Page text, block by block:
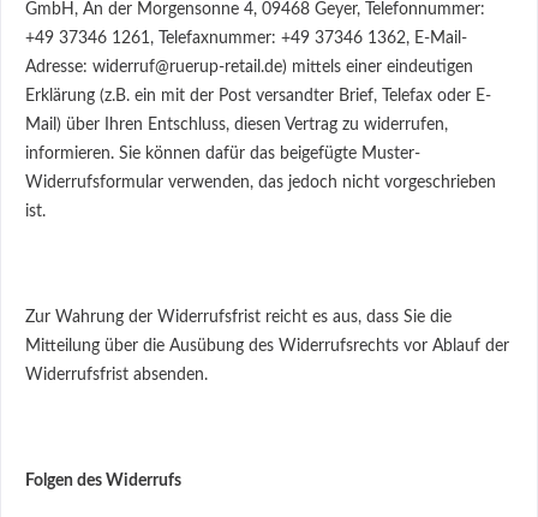
GmbH, An der Morgensonne 4, 09468 Geyer, Telefonnummer:
+49 37346 1261, Telefaxnummer: +49 37346 1362, E-Mail-
Adresse: widerruf@ruerup-retail.de) mittels einer eindeutigen
Erklärung (z.B. ein mit der Post versandter Brief, Telefax oder E-
Mail) über Ihren Entschluss, diesen Vertrag zu widerrufen,
informieren. Sie können dafür das beigefügte Muster-
Widerrufsformular verwenden, das jedoch nicht vorgeschrieben
ist.
Zur Wahrung der Widerrufsfrist reicht es aus, dass Sie die
Mitteilung über die Ausübung des Widerrufsrechts vor Ablauf der
Widerrufsfrist absenden.
Folgen des Widerrufs